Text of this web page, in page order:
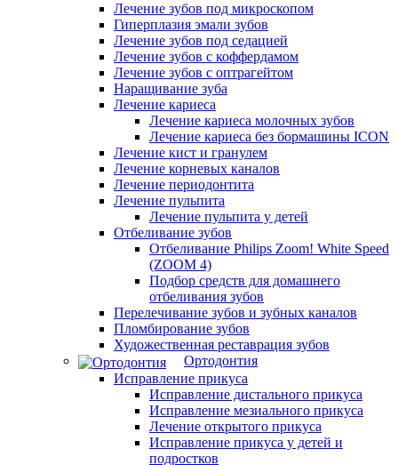
Лечение зубов под микроскопом
Гиперплазия эмали зубов
Лечение зубов под седацией
Лечение зубов с коффердамом
Лечение зубов с оптрагейтом
Наращивание зуба
Лечение кариеса
Лечение кариеса молочных зубов
Лечение кариеса без бормашины ICON
Лечение кист и гранулем
Лечение корневых каналов
Лечение периодонтита
Лечение пульпита
Лечение пульпита у детей
Отбеливание зубов
Отбеливание Philips Zoom! White Speed
(ZOOM 4)
Подбор средств для домашнего
отбеливания зубов
Перелечивание зубов и зубных каналов
Пломбирование зубов
Художественная реставрация зубов
Ортодонтия
Исправление прикуса
Исправление дистального прикуса
Исправление мезиального прикуса
Лечение открытого прикуса
Исправление прикуса у детей и
подростков